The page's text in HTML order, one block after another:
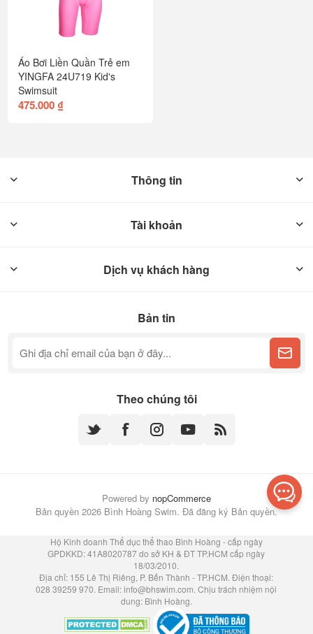
Áo Bơi Liền Quần Trẻ em
YINGFA 24U719 Kid's
Swimsuit
475.000 ₫
Thông tin
Tài khoản
Dịch vụ khách hàng
Bản tin
Theo chúng tôi
Powered by nopCommerce
Bản quyền 2026 Bình Hoàng Swim. Đã đăng ký Bản quyền.
Hộ Kinh doanh Thể dục thể thao Bình Hoàng - cấp ngày
GPDKKD: 41A8020787 do sở KH & ĐT TP.HCM cấp ngày
18/03/2010.
Địa chỉ: 155 Lê Thị Riêng, P. Bến Thành - TP.HCM. Điện thoại:
028 39259 970. Email:info@bhswim.com. Chịu trách nhiệm nội
dung: Bình Hoàng.